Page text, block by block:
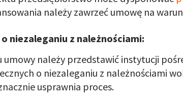
należy zawrzeć umowę na
niezaleganiu z należnościami:
umowy należy przedstawić instytucji
o niezaleganiu z należnościami
usprawnia proces.